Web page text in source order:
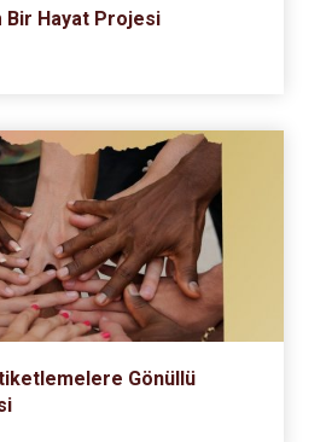
Bir Hayat Projesi
Gönüllü